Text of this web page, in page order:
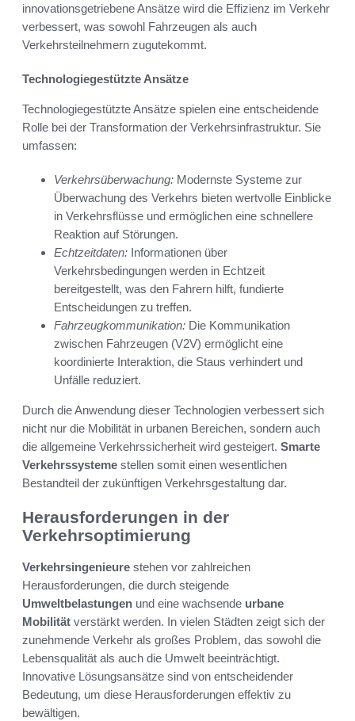
innovationsgetriebene Ansätze wird die Effizienz im Verkehr
verbessert, was sowohl Fahrzeugen als auch
Verkehrsteilnehmern zugutekommt.
Technologiegestützte Ansätze
Technologiegestützte Ansätze spielen eine entscheidende
Rolle bei der Transformation der Verkehrsinfrastruktur. Sie
umfassen:
Verkehrsüberwachung: Modernste Systeme zur
Überwachung des Verkehrs bieten wertvolle Einblicke
in Verkehrsflüsse und ermöglichen eine schnellere
Reaktion auf Störungen.
Echtzeitdaten: Informationen über
Verkehrsbedingungen werden in Echtzeit
bereitgestellt, was den Fahrern hilft, fundierte
Entscheidungen zu treffen.
Fahrzeugkommunikation: Die Kommunikation
zwischen Fahrzeugen (V2V) ermöglicht eine
koordinierte Interaktion, die Staus verhindert und
Unfälle reduziert.
Durch die Anwendung dieser Technologien verbessert sich
nicht nur die Mobilität in urbanen Bereichen, sondern auch
die allgemeine Verkehrssicherheit wird gesteigert. Smarte
Verkehrssysteme stellen somit einen wesentlichen
Bestandteil der zukünftigen Verkehrsgestaltung dar.
Herausforderungen in der
Verkehrsoptimierung
Verkehrsingenieure stehen vor zahlreichen
Herausforderungen, die durch steigende
Umweltbelastungen und eine wachsende urbane
Mobilität verstärkt werden. In vielen Städten zeigt sich der
zunehmende Verkehr als großes Problem, das sowohl die
Lebensqualität als auch die Umwelt beeinträchtigt.
Innovative Lösungsansätze sind von entscheidender
Bedeutung, um diese Herausforderungen effektiv zu
bewältigen.